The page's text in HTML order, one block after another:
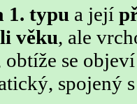
1. typu a její
věku, ale
se
spojený